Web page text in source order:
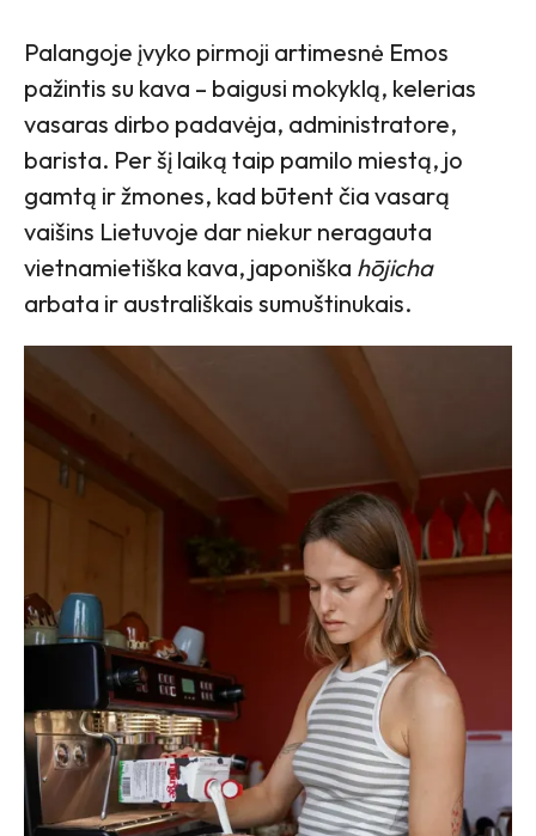
Palangoje įvyko pirmoji artimesnė Emos
pažintis su kava – baigusi mokyklą, kelerias
vasaras dirbo padavėja, administratore,
barista. Per šį laiką taip pamilo miestą, jo
gamtą ir žmones, kad būtent čia vasarą
vaišins Lietuvoje dar niekur neragauta
vietnamietiška kava, japoniška hōjicha
arbata ir australiškais sumuštinukais.